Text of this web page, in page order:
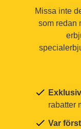
Missa inte
som redan
rabatter
Var